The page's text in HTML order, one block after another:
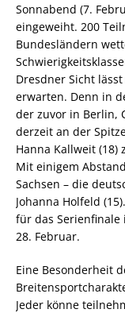
Sonnabend (7.
eingeweiht. 200
Bundesländern
Dresdner Sicht
erwarten. Denn in
der zuvor in Berlin,
derzeit an der
Hanna Kallweit
Mit einigem
Sachsen – die
Johanna Holfeld
für das Serienfinale
28. Februar.
Eine Besonderheit
Jeder könne